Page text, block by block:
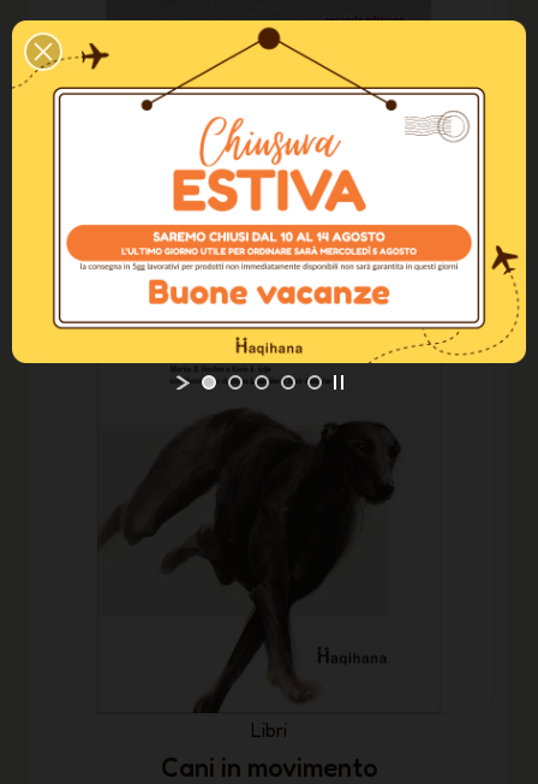
L'abbaio, il suono di un linguaggio -
seconda edizione
Libri
Cani in movimento